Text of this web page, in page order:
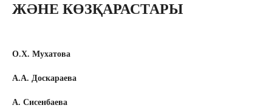
ЖӘНЕ КӨЗҚАРАСТАРЫ
О.Х. Мухатова
А.А. Доскараева
А. Сисенбаева